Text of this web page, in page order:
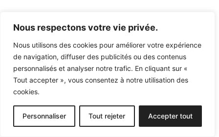
Nous respectons votre vie privée.
Nous utilisons des cookies pour améliorer votre expérience
de navigation, diffuser des publicités ou des contenus
personnalisés et analyser notre trafic. En cliquant sur «
Tout accepter », vous consentez à notre utilisation des
cookies.
Personnaliser Tout rejeter Accepter tout